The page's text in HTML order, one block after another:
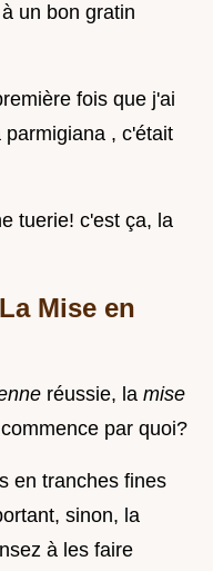
un bon gratin
fois que j'ai
, c'était
tuerie! c'est ça, la
Mise en
réussie, la mise
par quoi?
en tranches fines
sinon, la
à les faire